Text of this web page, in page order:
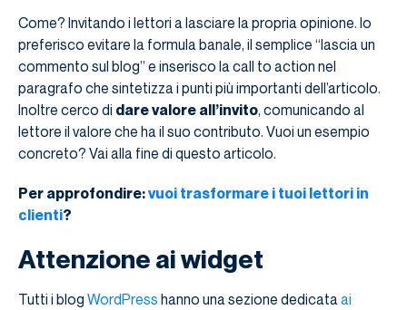
Come? Invitando i lettori a lasciare la propria opinione. Io
preferisco evitare la formula banale, il semplice “lascia un
commento sul blog” e inserisco la call to action nel
paragrafo che sintetizza i punti più importanti dell’articolo.
Inoltre cerco di dare valore all’invito, comunicando al
lettore il valore che ha il suo contributo. Vuoi un esempio
concreto? Vai alla fine di questo articolo.
Per approfondire:vuoi trasformare i tuoi lettori in
clienti?
Attenzione ai widget
Tutti i blog WordPress hanno una sezione dedicata ai